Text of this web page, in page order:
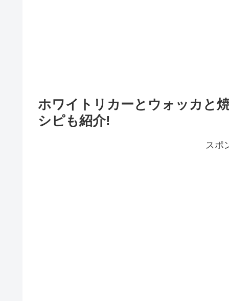
ホワイトリカーとウォッカと
シピも紹介!
スポ